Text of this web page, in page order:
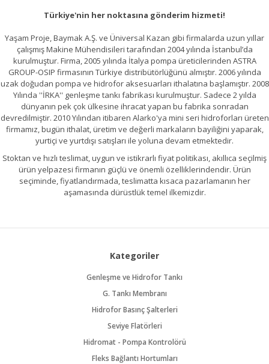
Türkiye'nin her noktasına gönderim hizmeti!
Yaşam Proje, Baymak A.Ş. ve Üniversal Kazan gibi firmalarda uzun yıllar
çalışmış Makine Mühendisileri tarafından 2004 yılında İstanbul’da
kurulmuştur. Firma, 2005 yılında İtalya pompa üreticilerinden ASTRA
GROUP-OSIP firmasının Türkiye distribütörlüğünü almıştır. 2006 yılında
uzak doğudan pompa ve hidrofor aksesuarları ithalatına başlamıştır. 2008
Yılında ''İRKA'' genleşme tankı fabrikası kurulmuştur. Sadece 2 yılda
dünyanın pek çok ülkesine ihracat yapan bu fabrika sonradan
devredilmiştir. 2010 Yılından itibaren Alarko'ya mini seri hidroforları üreten
firmamız, bugün ithalat, üretim ve değerli markaların bayiliğini yaparak,
yurtiçi ve yurtdışı satışları ile yoluna devam etmektedir.
Stoktan ve hızlı teslimat, uygun ve istikrarlı fiyat politikası, akıllıca seçilmiş
ürün yelpazesi firmanın güçlü ve önemli özelliklerindendir. Ürün
seçiminde, fiyatlandırmada, teslimatta kısaca pazarlamanın her
aşamasında dürüstlük temel ilkemizdir.
Kategoriler
Genleşme ve Hidrofor Tankı
G. Tankı Membranı
Hidrofor Basınç Şalterleri
Seviye Flatörleri
Hidromat - Pompa Kontrolörü
Fleks Bağlantı Hortumları